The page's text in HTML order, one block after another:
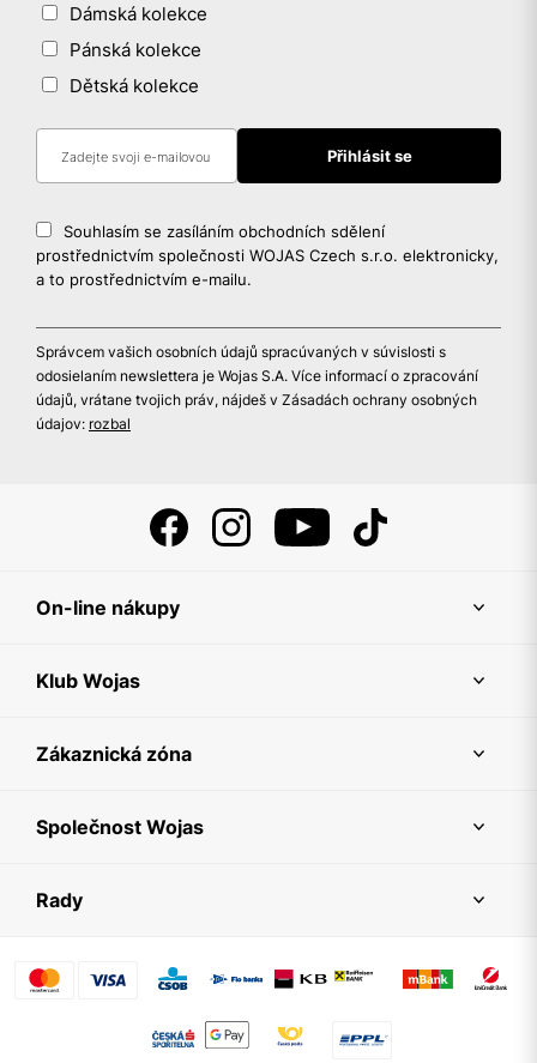
Dámská kolekce
Pánská kolekce
Dětská kolekce
Souhlasím se zasíláním obchodních sdělení
prostřednictvím společnosti WOJAS Czech s.r.o. elektronicky,
a to prostřednictvím e-mailu.
Správcem vašich osobních údajů spracúvaných v súvislosti s
odosielaním newslettera je Wojas S.A. Více informací o zpracování
údajů, vrátane tvojich práv, nájdeš v Zásadách ochrany osobných
údajov: rozbal
On-line nákupy
Klub Wojas
Zákaznická zóna
Společnost Wojas
Rady